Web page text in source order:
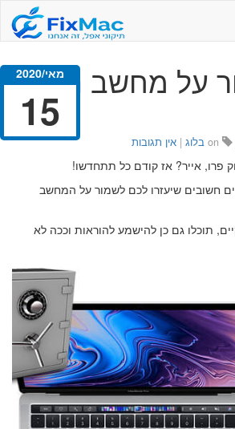
מאי/2020
15
על מחשב נייד
בלוג | אין תגובות
פרו, אייר? אז קודם כל תתחדשו!
חשובים שיעזרו לכם לשמור על המחשב
תוכלו גם כן להישמע להוראות וככה לא